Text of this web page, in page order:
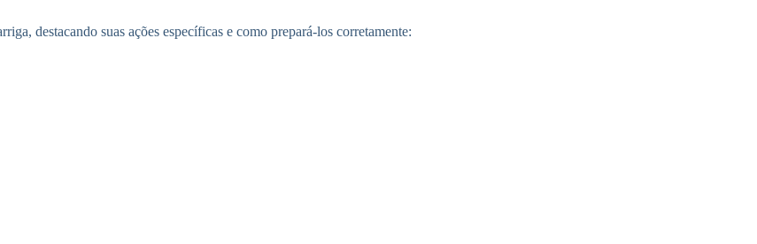
destacando suas ações específicas e como prepará-los corretamente: